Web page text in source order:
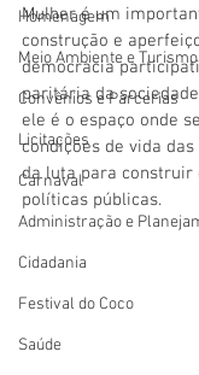
Homenagem
Meio Ambiente e Turismo
Convênios e Parcerias
Licitações
Carnaval
Administração e
Cidadania
Festival do Coco
Saúde
Mulher é um
construção e
democracia
paritária da
ele é o espaço onde
condições de vida
da luta para construir
políticas públicas.